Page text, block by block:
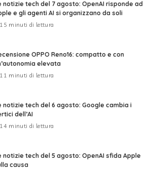
notizie tech del 7 agosto: OpenAI risponde ad
e gli agenti AI si organizzano da soli
15 minuti di lettura
OPPO Reno16: compatto e con
elevata
11 minuti di lettura
notizie tech del 6 agosto: Google cambia i
dell’AI
14 minuti di lettura
notizie tech del 5 agosto: OpenAI sfida Apple
causa